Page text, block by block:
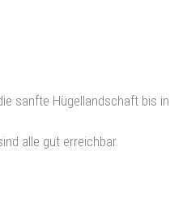
sanfte Hügellandschaft bis in
alle gut erreichbar.